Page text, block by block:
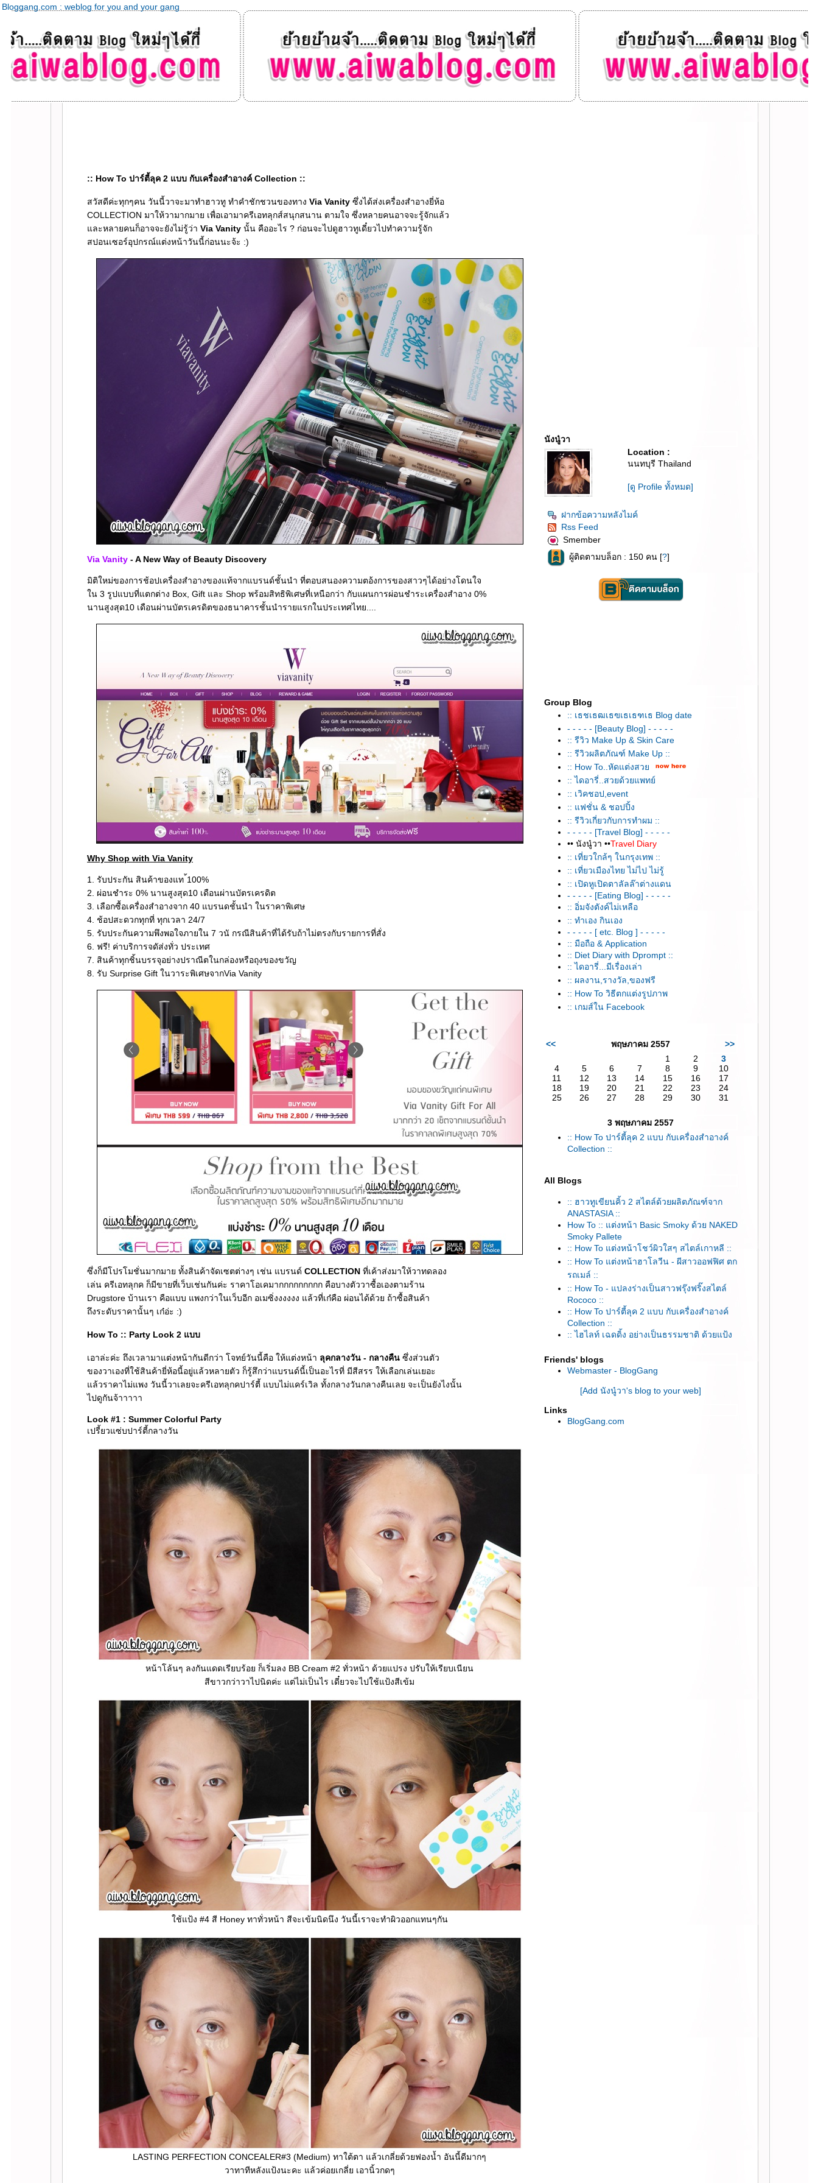
Bloggang.com : weblog for you and your gang
:: How To ปาร์ตี้ลุค 2 แบบ กับเครื่องสำอางค์ Collection ::
สวัสดีค่ะทุกๆคน วันนี้วาจะมาทำฮาวทู ทำคำชักชวนของทาง Via Vanity ซึ่งได้ส่งเครื่องสำอางยี่ห้อ
COLLECTION มาให้วามากมาย เพื่อเอามาครีเอทลุกส์สนุกสนาน ตามใจ ซึ่งหลายคนอาจจะรู้จักแล้ว
ละหลายคนก็อาจจะยังไม่รู้ว่า Via Vanity นั้น คืออะไร ? ก่อนจะไปดูฮาวทูเดี๋ยวไปทำความรู้จัก
สปอนเซอร์อุปกรณ์แต่งหน้าวันนี้ก่อนนะจ้ะ :)
Via Vanity - A New Way of Beauty Discovery
มิติใหม่ของการช้อปเครื่องสำอางของแท้จากแบรนด์ชั้นนำ ที่ตอบสนองความตอ้งการของสาวๆได้อย่างโดนใจ
น 3 รูปแบบที่แตกต่าง Box, Gift และ Shop พร้อมสิทธิพิเศษที่เหนือกว่า กับแผนการผ่อนชำระเครื่องสำอาง 0%
นานสูงสุด10 เดือนผ่านบัตรเครดิตของธนาคารชั้นนำรายแรกในประเทศไทย....
Why Shop with Via Vanity
1. รับประกัน สินค้าของแท ้100%
2. ผ่อนชำระ 0% นานสูงสุด10 เดือนผ่านบัตรเครดิต
3. เลือกซื้อเครื่องสำอางจาก 40 แบรนดชั้นนำ ในราคาพิเศษ
4. ช้อปสะดวกทุกที่ ทุกเวลา 24/7
5. รับประกันความพึงพอใจภายใน 7 วนั กรณีสินค้าที่ได้รับถ้าไม่ตรงกับรายการที่สั่ง
6. ฟรี! ค่าบริการจดัส่งทั่ว ประเทศ
7. สินค้าทุกชิ้นบรรจุอย่างปราณีตในกล่องหรือถุงของขวัญ
8. รับ Surprise Gift ในวาระพิเศษจากVia Vanity
ซึ่งก็มีโปรโมชั่นมากมาย ทั้งสินค้าจัดเซตต่างๆ เช่น แบรนด์ COLLECTION ที่เค้าส่งมาให้วาทดลอง
เล่น ครีเอทลุกค ก็มีขายที่เว็บเช่นกันค่ะ ราคาโอเคมากกกกกกกกก คือบางตัววาซื้อเองตามร้าน
Drugstore บ้านเรา คือแบบ แพงกว่าในเว็บอีก อเมซิ่งงงงงง แล้วที่เก๋คือ ผ่อนได้ด้วย ถ้าซื้อสินค้า
ถึงระดับราคานั้นๆ เก๋อ่ะ :)
How To :: Party Look 2 แบบ
เอาล่ะค่ะ ถึงเวลามาแต่งหน้ากันดีกว่า โจทย์วันนี้คือ ให้แต่งหน้า ลุคกลางวัน - กลางคืน ซึ่งส่วนตัว
ของวาเองที่ใช้สินค้ายี่ห้อนี้อยู่แล้วหลายตัว ก็รู้สึกว่าแบรนด์นี้เป็นอะไรที่ มีสีสรร ให้เลือกเล่นเยอะ
ล้วราคาไม่แพง วันนี้วาเลยจะครีเอทลุกคปาร์ตี้ แบบไม่แคร์เวิล ทั้งกลางวันกลางคืนเลย จะเป็นยังไงนั้น
ไปดูกันจ้าาาาา
Look #1 : Summer Colorful Party
เปรี้ยวแซ่บปาร์ตี้กลางวัน
หน้าโล้นๆ ลงกันแดดเรียบร้อย ก็เริ่มลง BB Cream #2 ทั่วหน้า ด้วยแปรง ปรับให้เรียบเนียน
สีขาวกว่าวาไปนิดค่ะ แต่ไม่เป็นไร เดี๋ยวจะไปใช้แป้งสีเข้ม
ช้แป้ง #4 สี Honey ทาทั่วหน้า สีจะเข้มนิดนึง วันนี้เราจะทำผิวออกแทนๆกัน
LASTING PERFECTION CONCEALER#3 (Medium) ทาใต้ตา แล้วเกลี่ยด้วยฟองน้ำ อันนี้ดีมากๆ
วาทาทีหลังแป้งนะคะ แล้วค่อยเกลี่ย เอานิ้วกดๆ
นังนู๋วา
Location :
นนทบุรี Thailand
[ดู Profile ทั้งหมด]
ฝากข้อความหลังไมค์
Rss Feed
Smember
ผู้ติดตามบล็อก : 150 คน [?]
Group Blog
:: เธชเธฒเธฃเธเธฑเธ Blog date
- - - - - [Beauty Blog] - - - - -
:: รีวิว Make Up & Skin Care
:: รีวิวผลิตภัณฑ์ Make Up ::
:: How To..หัดแต่งสว
:: ไดอารี่..สวยด้วยแพทย์
:: เวิคชอป,event
:: แฟชั่น & ชอปปิ้ง
:: รีวิวเกี่ยวกับการทำผม ::
- - - - - [Travel Blog] - - - - -
•• นังนู๋วา ••Travel Diary
:: เที่ยวใกล้ๆ ในกรุงเทพ ::
:: เที่ยวเมืองไทย ไม่ไป ไม่รู้
:: เปิดหูเปิดตาลัลล๊าต่างแดน
- - - - - [Eating Blog] - - - - -
:: อิ่มจังตังค์ไม่เหลือ
:: ทำเอง กินเอง
- - - - - [ etc. Blog ] - - - - -
:: มือถือ & Application
:: Diet Diary with Dprompt ::
:: ไดอารี่...มีเรื่องเล่า
:: ผลงาน,รางวัล,ของฟรี
:: How To วิธีตกแต่งรูปภาพ
:: เกมส์ใน Facebook
<< พฤษภาคม 2557
>>
1
2
3
4
5 6 7 8 9
10
11
12 13 14 15 16
17
18
19 20 21 22 23
24
25
26 27 28 29 30 31
3 พฤษภาคม 2557
:: How To ปาร์ตี้ลุค 2 แบบ กับเครื่องสำอางค์
Collection ::
All Blogs
:: ฮาวทูเขียนคิ้ว 2 สไตล์ด้วยผลิตภัณฑ์จาก
ANASTASIA ::
How To :: แต่งหน้า Basic Smoky ด้วย NAKED
Smoky Pallete
:: How To แต่งหน้าโชว์ผิวใสๆ สไตล์เกาหลี ::
:: How To แต่งหน้าฮาโลวีน - ผีสาวออฟฟิศ ตก
รถเมล์ ::
:: How To - แปลงร่างเป็นสาวฟรุ๊งฟริ๊งสไตล์
Rococo ::
:: How To ปาร์ตี้ลุค 2 แบบ กับเครื่องสำอางค์
Collection ::
:: ไฮไลท์ เฉดดิ้ง อย่างเป็นธรรมชาติ ด้วยแป้ง
How To :: แอ๊บเป็นสาวฝรั่ง ผมบลอนด์ ตาสีฟ้า
HT :: Everyday look แบบง่ายๆ ด้วยเครื่องสำ
อางค์ jordana
HT :: สโม้กกี้เบาๆ กับ ปากส้มเบาๆ
Friends' blogs
Webmaster - BlogGang
[Add นังนู๋วา's blog to your web]
Links
BlogGang.com